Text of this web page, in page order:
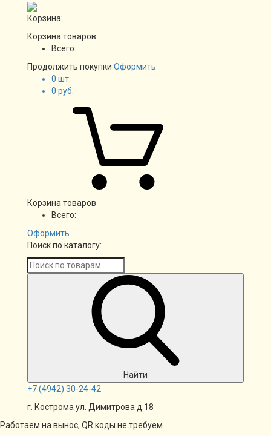
Корзина:
Корзина товаров
Всего:
Продолжить покупки Оформить
0 шт.
0 руб.
Корзина товаров
Всего:
Оформить
Поиск по каталогу:
Найти
+7(4942) 30-24-42
г. Кострома ул. Димитрова д.18
Работаем на вынос, QR коды не требуем.